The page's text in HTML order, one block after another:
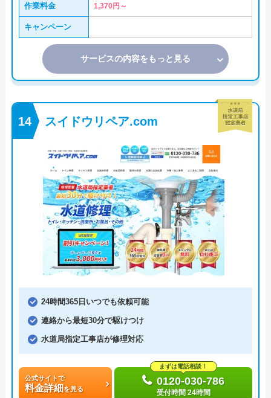
作業料金 1,370円～
キャンペーン
サービスの内容をもっと見る
スイドウリペア.com
24時間365日いつでも依頼可能
連絡から最短30分で駆けつけ
水道局指定工事店が修理対応
公式サイトで
料金詳細を見る
まずは電話相談！
0120-030-786
受付時間 24時間